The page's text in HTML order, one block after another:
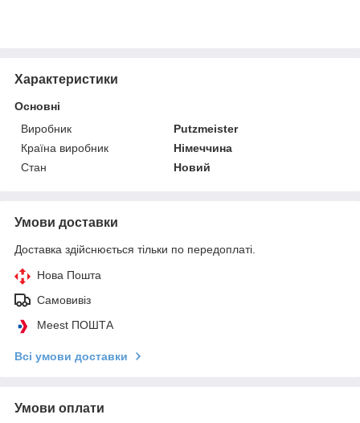
Характеристики
Основні
Виробник
Putzmeister
Країна виробник
Німеччина
Стан
Новий
Умови доставки
Доставка здійснюється тільки по передоплаті.
Нова Пошта
Самовивіз
Meest ПОШТА
Всі умови доставки
Умови оплати